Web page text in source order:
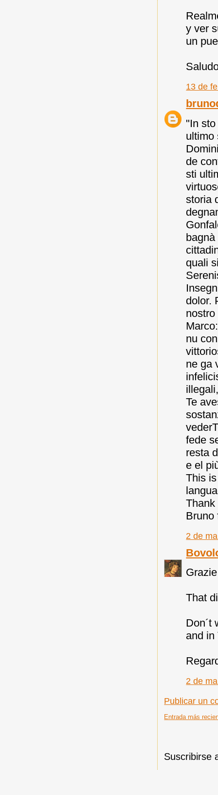
y ver
un
13 de
"In
ultimo
de
sti
storia
quali
dolor.
nu
ne ga
Te
fede
resta
e el
This
Bruno
2 de
That
Don´t
and in
2 de
Publicar un
Entrada más
Suscribirse